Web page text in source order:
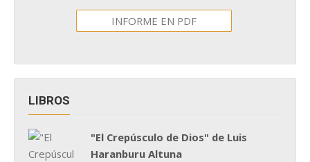
INFORME EN PDF
LIBROS
"El Crepúsculo de Dios" de Luis
Haranburu Altuna